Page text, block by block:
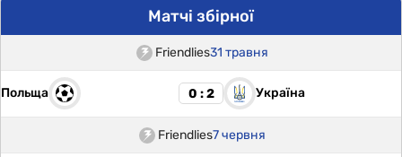
Матчі збірної
Friendlies31 травня
Польща 0 : 2 Україна
Friendlies7 червня